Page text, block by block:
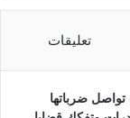
تعليقات
تواصل ضرباتها